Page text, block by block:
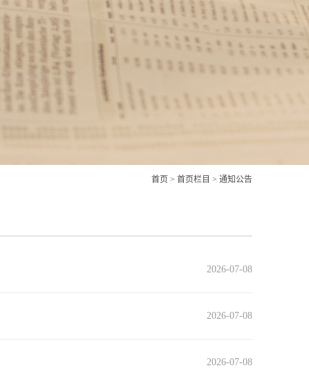
首页 > 首页栏目 > 通知公告
2026-07-08
2026-07-08
2026-07-08